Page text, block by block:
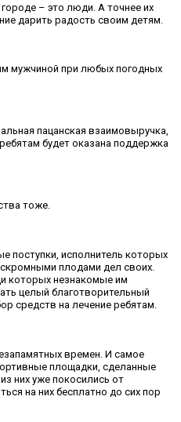
– это люди. А точнее их
дарить радость своим детям.
мужчиной при любых погодных
пацанская взаимовыручка,
будет оказана поддержка
тоже.
поступки, исполнитель которых
плодами дел своих.
которых незнакомые им
целый благотворительный
средств на лечение ребятам.
времен. И самое
площадки, сделанные
них уже покосились от
на них бесплатно до сих пор